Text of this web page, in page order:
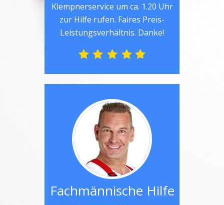
Klempnerservice um ca. 1.20 Uhr
zur Hilfe rufen. Faires Preis-
Leistungsverhältnis. Danke!
Fachmännische Hilfe